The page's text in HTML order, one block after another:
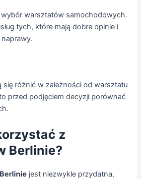
wybór warsztatów samochodowych.
tych, które mają dobre opinie i
się różnić w zależności od warsztatu
przed podjęciem decyzji porównać
z
Berlinie?
jest niezwykle przydatna,